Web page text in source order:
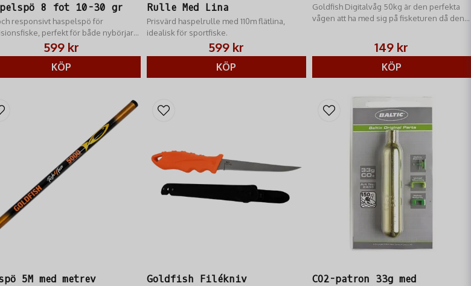
8 fot 10-30 gr
responsivt haspelspö för
perfekt för både nybörjare
599 kr
KÖP
Rulle Med Lina
Prisvärd haspelrulle med 110m flätlina,
idealisk för sportfiske.
599 kr
KÖP
Goldfish Digitalvåg 50kg är den perfekta
vågen att ha med sig på fisketuren då den
149 kr
KÖP
5M med metrev Goldfish Filékniv
CO2-patron 33g med